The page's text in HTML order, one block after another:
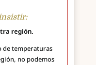
región.
de temperaturas
no podemos